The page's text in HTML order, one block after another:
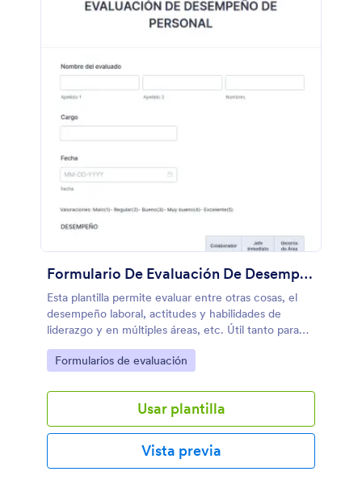
Formulario De Evaluación De Desempeño
Esta plantilla permite evaluar entre otras cosas, el
desempeño laboral, actitudes y habilidades de
liderazgo y en múltiples áreas, etc. Útil tanto para
evaluación periódica de personal existente como
para nuevas contrataciones.
Go to Category:
Formularios de evaluación
Usar plantilla
Vista previa